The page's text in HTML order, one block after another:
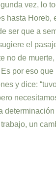
vez, lo
hasta Horeb,
ser que a
el
no de
por eso
y dice:
un